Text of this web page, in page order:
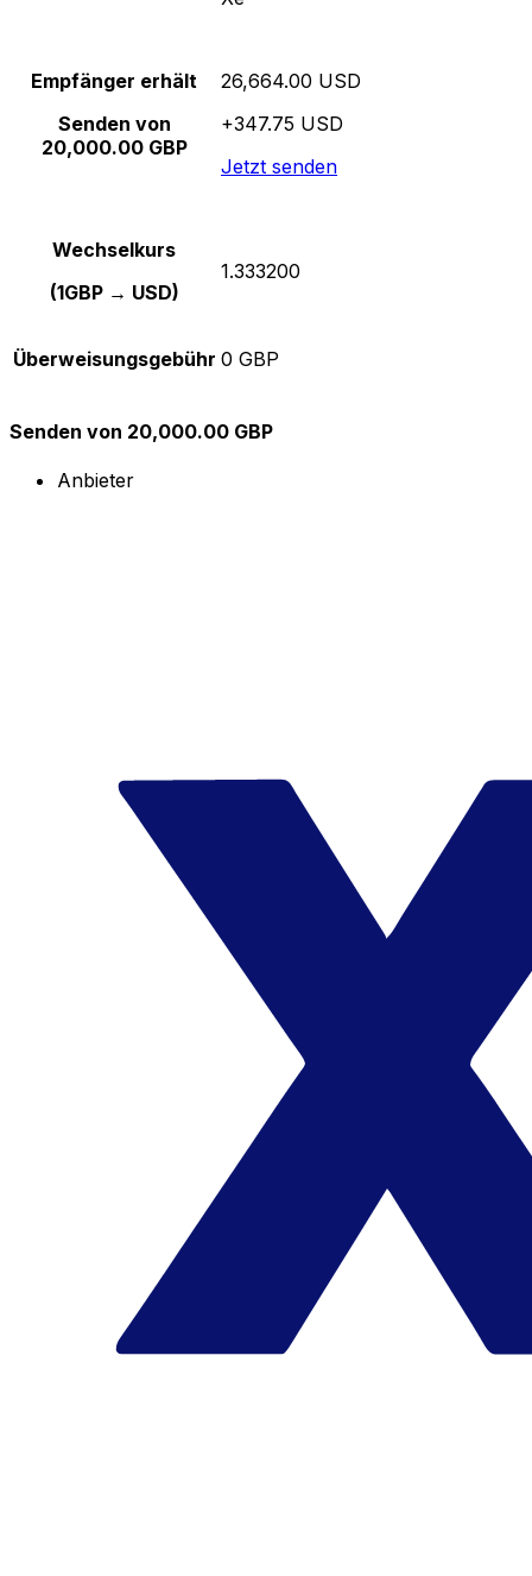
Empfänger erhält
Senden von
20,000.00 GBP
26,664.00 USD
+347.75 USD
Jetzt senden
Wechselkurs
(1GBP → USD)
1.333200
Überweisungsgebühr 0 GBP
Senden von 20,000.00 GBP
Anbieter